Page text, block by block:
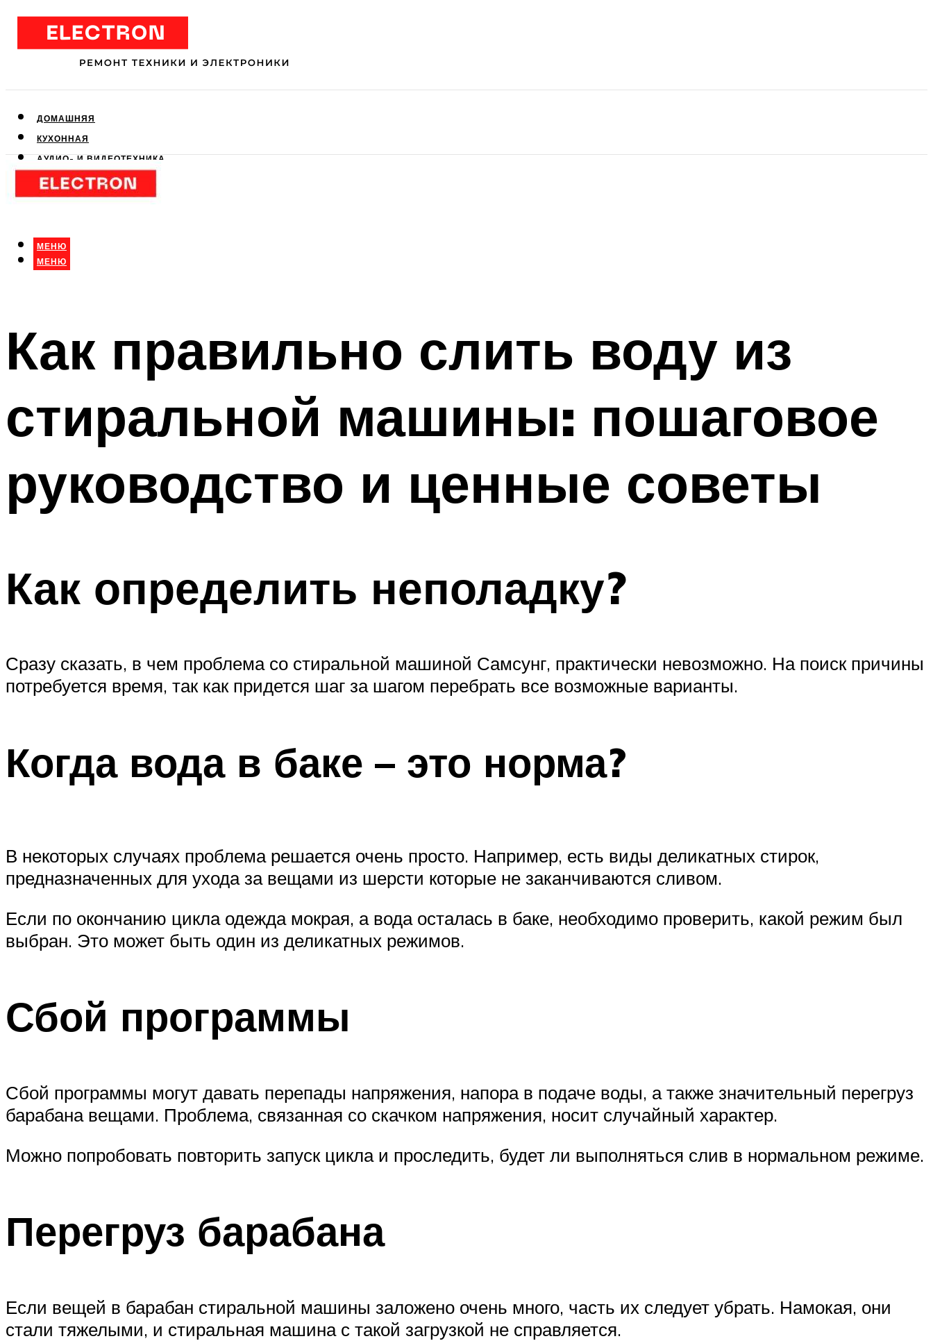
ДОМАШНЯЯ
КУХОННАЯ
АУДИО- И ВИДЕОТЕХНИКА
КЛИМАТИЧЕСКАЯ
ДЛЯ КРАСОТЫ
МЕНЮ
МЕНЮ
Как правильно слить воду из
стиральной машины: пошаговое
руководство и ценные советы
Как определить неполадку?
Сразу сказать, в чем проблема со стиральной машиной Самсунг, практически невозможно. На поиск причины
потребуется время, так как придется шаг за шагом перебрать все возможные варианты.
Когда вода в баке – это норма?
В некоторых случаях проблема решается очень просто. Например, есть виды деликатных стирок,
предназначенных для ухода за вещами из шерсти которые не заканчиваются сливом.
Если по окончанию цикла одежда мокрая, а вода осталась в баке, необходимо проверить, какой режим был
выбран. Это может быть один из деликатных режимов.
Сбой программы
Сбой программы могут давать перепады напряжения, напора в подаче воды, а также значительный перегруз
барабана вещами. Проблема, связанная со скачком напряжения, носит случайный характер.
Можно попробовать повторить запуск цикла и проследить, будет ли выполняться слив в нормальном режиме.
Перегруз барабана
Если вещей в барабан стиральной машины заложено очень много, часть их следует убрать. Намокая, они
стали тяжелыми, и стиральная машина с такой загрузкой не справляется.